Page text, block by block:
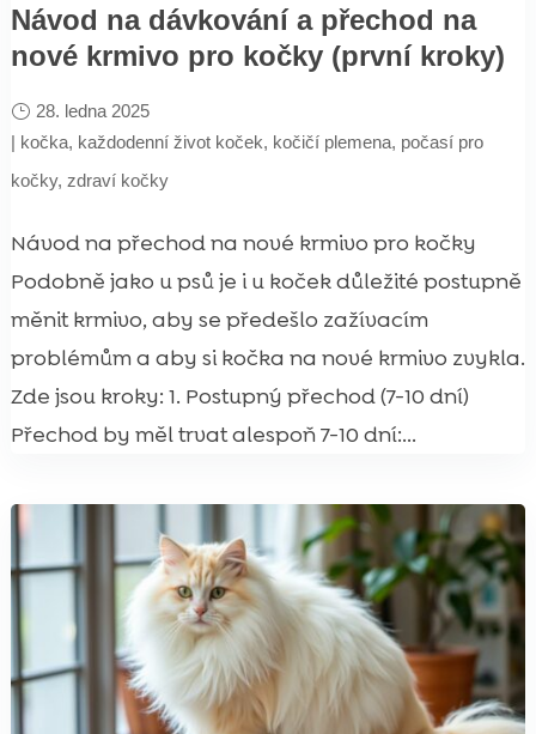
Návod na dávkování a přechod na
nové krmivo pro kočky (první kroky)
28. ledna 2025
| kočka, každodenní život koček, kočičí plemena, počasí pro
kočky, zdraví kočky
Návod na přechod na nové krmivo pro kočky
Podobně jako u psů je i u koček důležité postupně
měnit krmivo, aby se předešlo zažívacím
problémům a aby si kočka na nové krmivo zvykla.
Zde jsou kroky: 1. Postupný přechod (7-10 dní)
Přechod by měl trvat alespoň 7-10 dní:...